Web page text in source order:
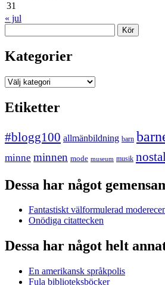
31
« jul
Kategorier
Kategorier
Etiketter
#blogg100 allmänbildning barn
minne minnen mode museum musik
Dessa har något
Fantastiskt välformulerad
Onödiga citattecken
Dessa har något helt
En amerikansk språkpolis
Fula biblioteksböcker